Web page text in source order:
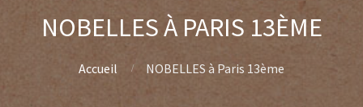
NOBELLES À PARIS 13ÈME
Accueil NOBELLES à Paris 13ème